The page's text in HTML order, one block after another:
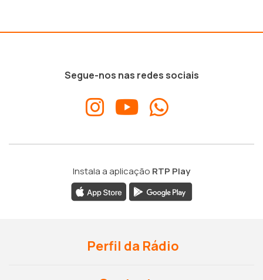
Segue-nos nas redes sociais
Instala a aplicação RTP Play
Perfil da Rádio